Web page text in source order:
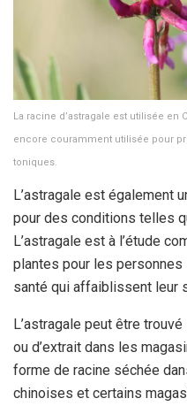
La racine d’astragale est utilisée
encore couramment utilisée pour
toniques.
L’astragale est également
pour des conditions telles
L’astragale est à l’étude
plantes pour les
santé qui affaiblissent leur
L’astragale peut être
ou d’extrait dans les
forme de racine séchée
chinoises et certains